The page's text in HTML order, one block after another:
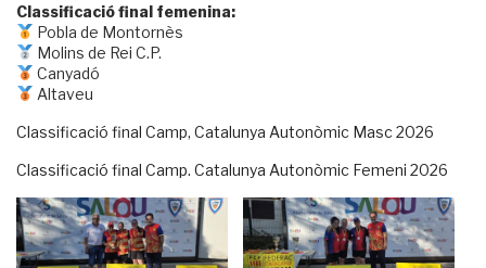
Classificació final femenina:
Pobla de Montornès
Molins de Rei C.P.
Canyadó
Altaveu
Classificació final Camp, Catalunya Autonòmic Masc 2026
Classificació final Camp. Catalunya Autonòmic Femeni 2026